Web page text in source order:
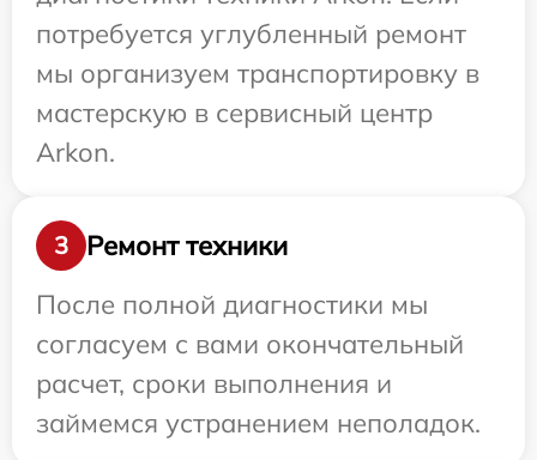
потребуется углубленный ремонт
мы организуем транспортировку в
мастерскую в сервисный центр
Arkon.
3
Ремонт техники
После полной диагностики мы
согласуем с вами окончательный
расчет, сроки выполнения и
займемся устранением неполадок.